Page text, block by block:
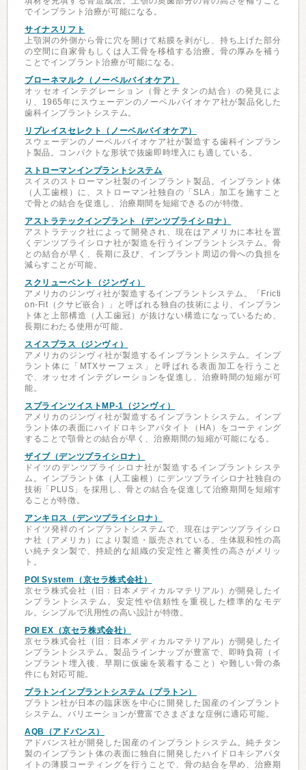
でインプラント治療が可能になる。
サイナスリフト
上顎洞の外側から骨に穴を開けて粘膜を剥がし、持ち上げた部分
の空間に自家骨もしくは人工骨を移植する治療。骨の厚みを補う
ことでインプラント治療が可能になる。
ブローネマルク（ノーベルバイオケア）
オッセオインテグレーション（骨とチタンの結合）の発見によ
り、1965年にスウェーデンのノーベルバイオケア社が製品化した
歯科インプラントシステム。
リプレイスセレクト（ノーベルバイオケア）
スウェーデンのノーベルバイオケア社が製造する歯科インプラン
ト製品。コンパクトな形状で抜歯即時埋入にも適している。
ストローマンインプラントシステム
スイスのストローマン社製のインプラント製品。インプラント体
（人工歯根）に、ストローマン社独自の「SLA」加工を施すこと
で骨との結合を促進し、治療期間を短縮できるのが特徴。
アストラテックインプラント（デンツプライシロナ）
アストラテック社によって開発され、現在はアメリカに本社を置
くデンツプライシロナ社が製造を行うインプラントシステム。骨
との結合が早く、長期に及び、インプラント周辺の骨への負担を
減らすことが可能。
スクリューベント（ジンヴィ）
アメリカのジンヴィ社が製造するインプラントシステム。「Fricti
on-Fit（クサビ嵌合）」と呼ばれる独自の技術により、インプラン
ト体と上部構造（人工歯冠）が抜けない構造になっているため、
長期にわたる使用が可能。
スイスプラス（ジンヴィ）
アメリカのジンヴィ社が製造するインプラントシステム。インプ
ラント体に「MTXサーフェス」と呼ばれる表面加工を行うこと
で、オッセオインテグレーションを促進し、治療時間の短縮が可
能。
スプラインツイストMP-1（ジンヴィ）
アメリカのジンヴィ社が製造するインプラントシステム。インプ
ラント体の表面にハイドロキシアパタイト（HA）をコーティング
することで顎骨との結合が早く、治療期間の短縮が可能になる。
ザイブ（デンツプライシロナ）
ドイツのデンツプライシロナ社が製造するインプラントシステ
ム。インプラント体（人工歯根）にデンツプライシロナ社独自の
技術「PLUS」を採用し、骨との結合を促進して治療期間を短縮す
ることが特徴。
アンキロス（デンツプライシロナ）
ドイツ発祥のインプラントシステムで、現在はデンツプライシロ
ナ社（アメリカ）により製造・販売されている。生体親和性の高
い純チタン製で、持続的な組織の安定性と審美性の高さがメリッ
ト。
POI System（京セラ株式会社）
京セラ株式会社（旧：日本メディカルマテリアル）が開発したイ
ンプラントシステム。安定性や信頼性を重視した標準的なモデ
ル。シンプルで汎用性の高い設計が特徴。
POI EX（京セラ株式会社）
京セラ株式会社（旧：日本メディカルマテリアル）が開発したイ
ンプラントシステム。製品ラインナップが豊富で、即時負荷（イ
ンプラント埋入後、早期に仮歯を装着すること）や難しい骨の条
件にも対応可能。
プラトンインプラントシステム（プラトン）
プラトン社が日本の臨床医を中心に開発した国産のインプラント
システム。バリエーションが豊富でさまざまな症例に適応可能。
AQB（アドバンス）
アドバンス社が開発した国産のインプラントシステム。純チタン
製のインプラント体の表面に独自に開発したハイドロキシアパタ
イトの薄膜コーティングを行うことで、骨の結合を早め、治療期